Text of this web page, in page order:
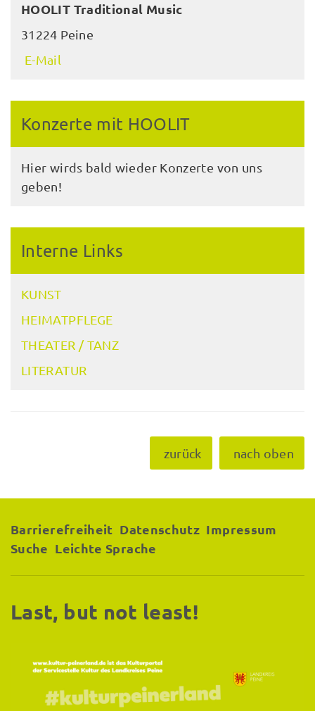
HOOLIT Traditional Music
31224 Peine
E-Mail
Konzerte mit HOOLIT
Hier wirds bald wieder Konzerte von uns
geben!
Interne Links
KUNST
HEIMATPFLEGE
THEATER / TANZ
LITERATUR
zurück nach oben
Barrierefreiheit Datenschutz Impressum
Suche Leichte Sprache
Last, but not least!